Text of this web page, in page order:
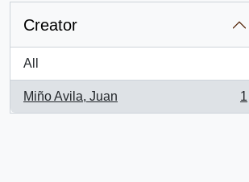
Creator
All
Miño Avila, Juan
, 1 results
1